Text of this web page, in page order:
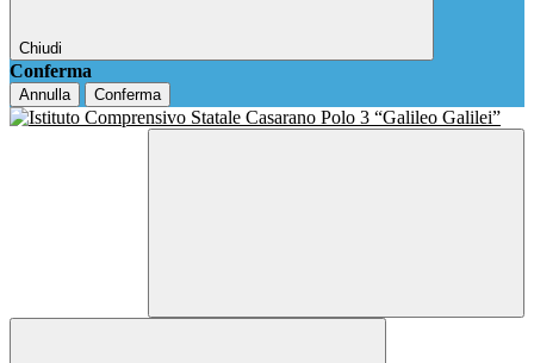
Chiudi
Conferma
Annulla Conferma